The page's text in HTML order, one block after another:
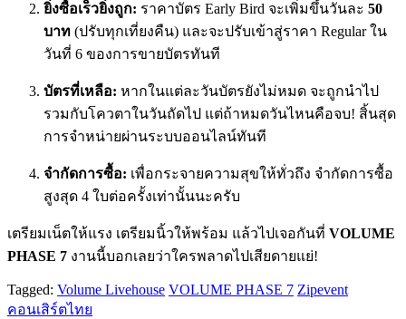
ยิ่งซื้อเร็วยิ่งถูก: ราคาบัตร Early Bird จะเพิ่มขึ้นวันละ 50
บาท (ปรับทุกเที่ยงคืน) และจะปรับเข้าสู่ราคา Regular ใน
วันที่ 6 ของการขายบัตรทันที
บัตรที่เหลือ: หากในแต่ละวันบัตรยังไม่หมด จะถูกนำไป
รวมกับโควตาในวันถัดไป แต่ถ้าหมดวันไหนคือจบ! สิ้นสุด
การจำหน่ายผ่านระบบออนไลน์ทันที
จำกัดการซื้อ: เพื่อกระจายความสุขให้ทั่วถึง จำกัดการซื้อ
สูงสุด 4 ใบต่อครั้งเท่านั้นนะครับ
เตรียมเน็ตให้แรง เตรียมนิ้วให้พร้อม แล้วไปเจอกันที่ VOLUME
PHASE 7 งานนี้บอกเลยว่าใครพลาดไปเสียดายแย่!
Tagged: Volume Livehouse VOLUME PHASE 7 Zipevent
คอนเสิร์ตไทย